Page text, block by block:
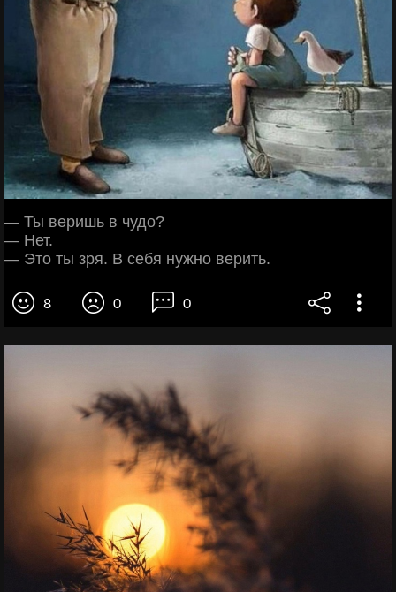
— Ты веришь в чудо?
— Нет.
— Это ты зря. В себя нужно верить.
8 0 0